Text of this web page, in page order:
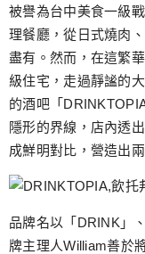
跳
至
主
要
內
容
被譽為台中美食一級
理餐廳，從日式燒肉
盡有。然而，在這繁
級住宅，走過靜謐的
的酒吧「
隱形的界線，店內透
成鮮明對比，營造出
品牌名以「DRINK」
牌主理人William善於